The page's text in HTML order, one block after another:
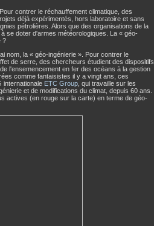
contrer le réchauffement climatique, des
déjà expérimentés, hors laboratoire et sans
pétrolières. Alors que des organisations de la
se doter d'armes météorologiques. La « géo-
?
nom, la « géo-ingénierie ». Pour contrer le
de serre, des chercheurs étudient des dispositifs
l'ensemencement en fer des océans à la gestion
comme fantaisistes il y a vingt ans, ces
internationale ETC Group , qui travaille sur les
et de modifications du climat, depuis 60 ans.
actives (en rouge sur la carte) en terme de géo-